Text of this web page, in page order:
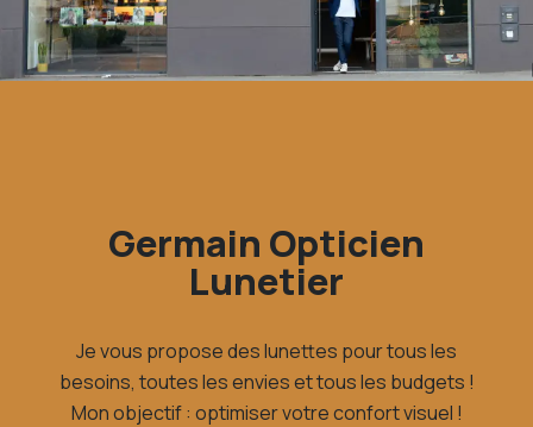
Germain Opticien
Lunetier
Je vous propose des lunettes pour tous les
besoins, toutes les envies et tous les budgets !
Mon objectif : optimiser votre confort visuel !